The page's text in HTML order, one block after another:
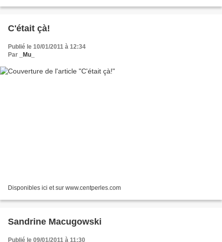
C'était çà!
Publié le 10/01/2011 à 12:34
Par
_Mu_
Disponibles ici et sur www.centperles.com
Sandrine Macugowski
Publié le 09/01/2011 à 11:30